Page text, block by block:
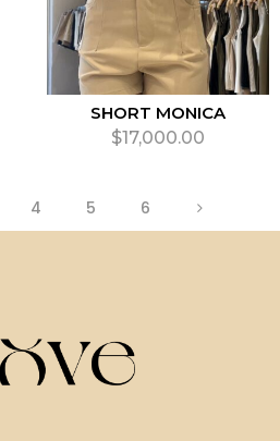
SHORT MONICA
$17,000.00
4 5 6